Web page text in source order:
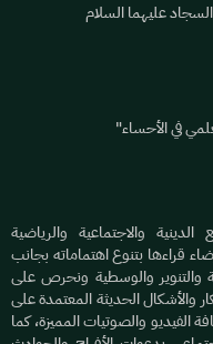
عليهما السلام
في الأحساء"
والاجتماعية والرياضية
قراءها بتنوع اهتماماته بجانب
والتنوير والوسطية ونحرص على
والأشكال الحديثة المعتمدة على
الفيديو والصوتيات المميزة، كما